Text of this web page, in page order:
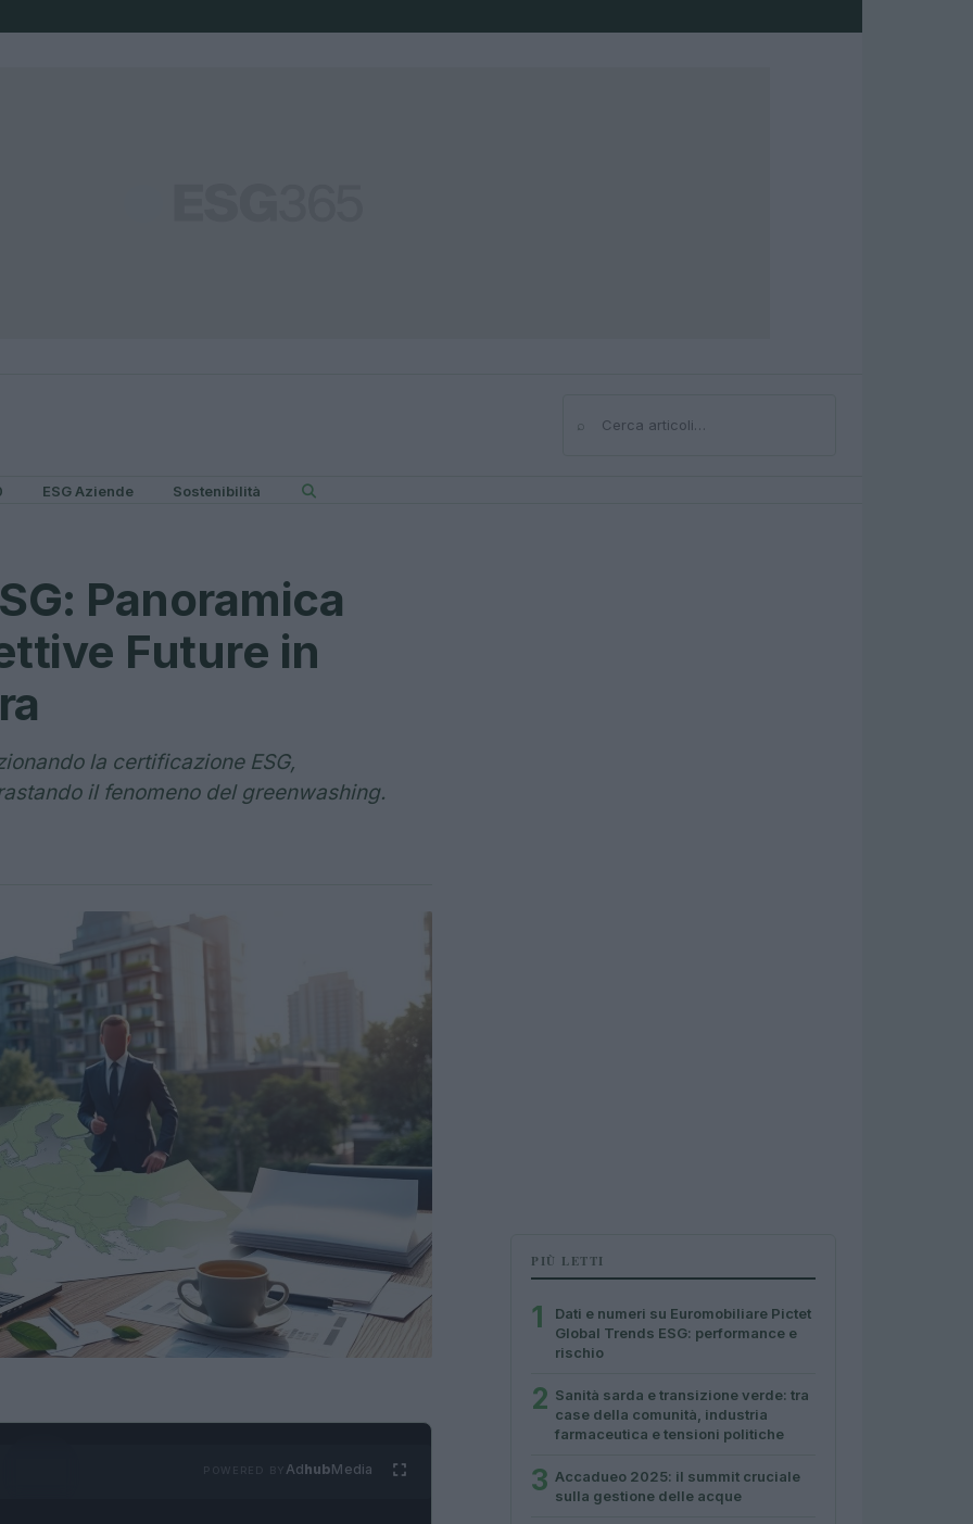
⌕Cerca
ESG Aziende Sostenibilità
Panoramica
Future in
la certificazione ESG,
il fenomeno del greenwashing.
AdhubMedia
PIÙ LETTI
1
Dati e numeri su Euromobiliare Pictet
Global Trends ESG: performance e
rischio
2 Sanità sarda e transizione verde: tra
case della comunità, industria
farmaceutica e tensioni politiche
3 Accadueo 2025: il summit cruciale
sulla gestione delle acque